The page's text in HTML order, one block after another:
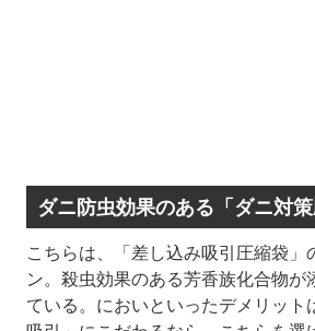
ダニ防虫効果のある「ダニ対
こちらは、「差し込み吸引圧縮袋」
ン。殺虫効果のある芳香族化合物が
ている。においといったデメリット